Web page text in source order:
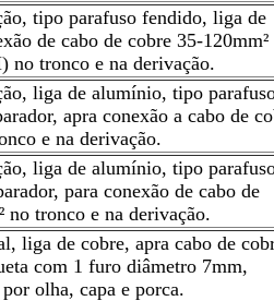
tipo parafuso fendido, liga de
de cabo de cobre 35-120mm²
no tronco e na derivação.
liga de alumínio, tipo
apra conexão a cabo de
e na derivação.
liga de alumínio, tipo
para conexão de cabo de
no tronco e na derivação.
liga de cobre, apra cabo de
com 1 furo diâmetro 7mm,
olha, capa e porca.